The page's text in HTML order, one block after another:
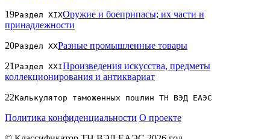
19Раздел XIXОружие и боеприпасы; их части и
принадлежности
20Раздел XXРазные промышленные товары
21 Раздел XXIПроизведения искусства, предметы
коллекционирования и антиквариат
22Калькулятор таможенных пошлин ТН ВЭД ЕАЭС
Политика конфиденциальности О проекте